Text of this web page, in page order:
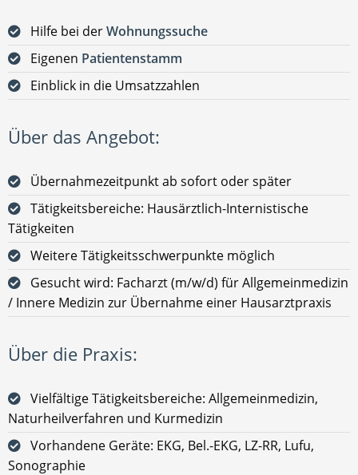
Hilfe bei derWohnungssuche
Eigenen Patientenstamm
Einblick in die Umsatzzahlen
Über das Angebot:
Übernahmezeitpunkt ab sofort oder später
Tätigkeitsbereiche: Hausärztlich-Internistische
Tätigkeiten
Weitere Tätigkeitsschwerpunkte möglich
Gesucht wird: Facharzt (m/w/d) für Allgemeinmedizin
/ Innere Medizin zur Übernahme einer Hausarztpraxis
Über die Praxis:
Vielfältige Tätigkeitsbereiche: Allgemeinmedizin,
Naturheilverfahren und Kurmedizin
Vorhandene Geräte: EKG, Bel.-EKG, LZ-RR, Lufu,
Sonographie